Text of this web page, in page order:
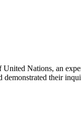
Nations, an
demonstrated their